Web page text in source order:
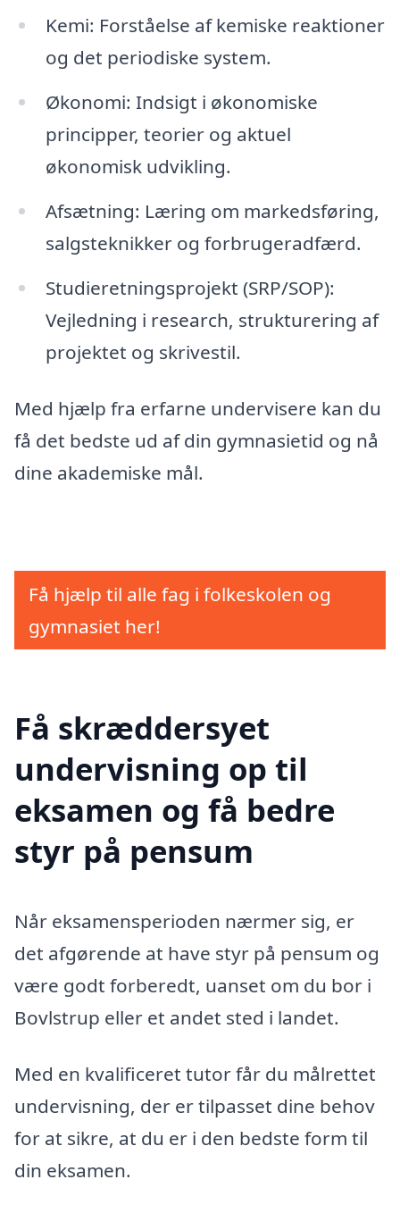
Kemi: Forståelse af kemiske reaktioner
og det periodiske system.
Økonomi: Indsigt i økonomiske
principper, teorier og aktuel
økonomisk udvikling.
Afsætning: Læring om markedsføring,
salgsteknikker og forbrugeradfærd.
Studieretningsprojekt (SRP/SOP):
Vejledning i research, strukturering af
projektet og skrivestil.
Med hjælp fra erfarne undervisere kan du
få det bedste ud af din gymnasietid og nå
dine akademiske mål.
Få hjælp til alle fag i folkeskolen og
gymnasiet her!
Få skræddersyet
undervisning op til
eksamen og få bedre
styr på pensum
Når eksamensperioden nærmer sig, er
det afgørende at have styr på pensum og
være godt forberedt, uanset om du bor i
Bovlstrup eller et andet sted i landet.
Med en kvalificeret tutor får du målrettet
undervisning, der er tilpasset dine behov
for at sikre, at du er i den bedste form til
din eksamen.